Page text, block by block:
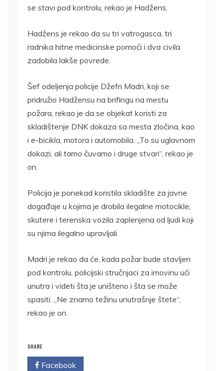
se stavi pod kontrolu, rekao je Hadžens.
Hadžens je rekao da su tri vatrogasca, tri
radnika hitne medicinske pomoći i dva civila
zadobila lakše povrede.
Šef odeljenja policije Džefri Madri, koji se
pridružio Hadžensu na brifingu na mestu
požara, rekao je da se objekat koristi za
skladištenje DNK dokaza sa mesta zločina, kao
i e-bicikla, motora i automobila. „To su uglavnom
dokazi, ali tamo čuvamo i druge stvari“, rekao je
on.
Policija je ponekad koristila skladište za javne
događaje u kojima je drobila ilegalne motocikle,
skutere i terenska vozila zaplenjena od ljudi koji
su njima ilegalno upravljali.
Madri je rekao da će, kada požar bude stavljen
pod kontrolu, policijski stručnjaci za imovinu ući
unutra i videti šta je uništeno i šta se može
spasiti. „Ne znamo težinu unutrašnje štete“,
rekao je on.
SHARE
Facebook